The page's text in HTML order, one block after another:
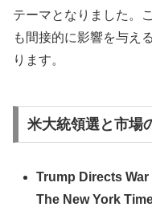
テーマとなりました。
も間接的に影響を与え
ります。
米大統領選と市場
Trump Directs
The New York